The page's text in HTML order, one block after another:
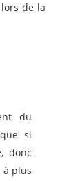
de la
du
si
donc
à plus